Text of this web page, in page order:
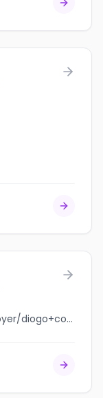
jobbank.gc.ca/browsejobs/employer/diogo+concrete+ltd./ca